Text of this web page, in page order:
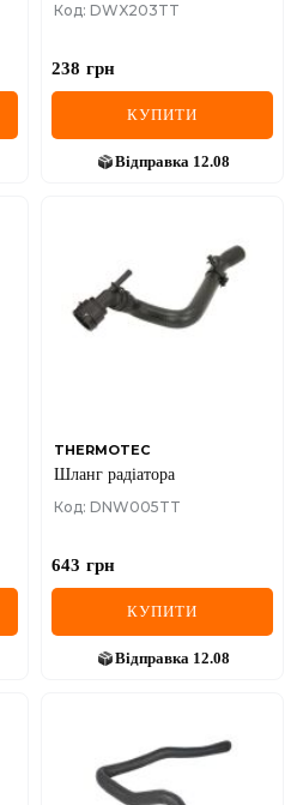
Код: DWX203TT
238 грн
КУПИТИ
Відправка 12.08
THERMOTEC
Шланг радіатора
Код: DNW005TT
643 грн
КУПИТИ
Відправка 12.08